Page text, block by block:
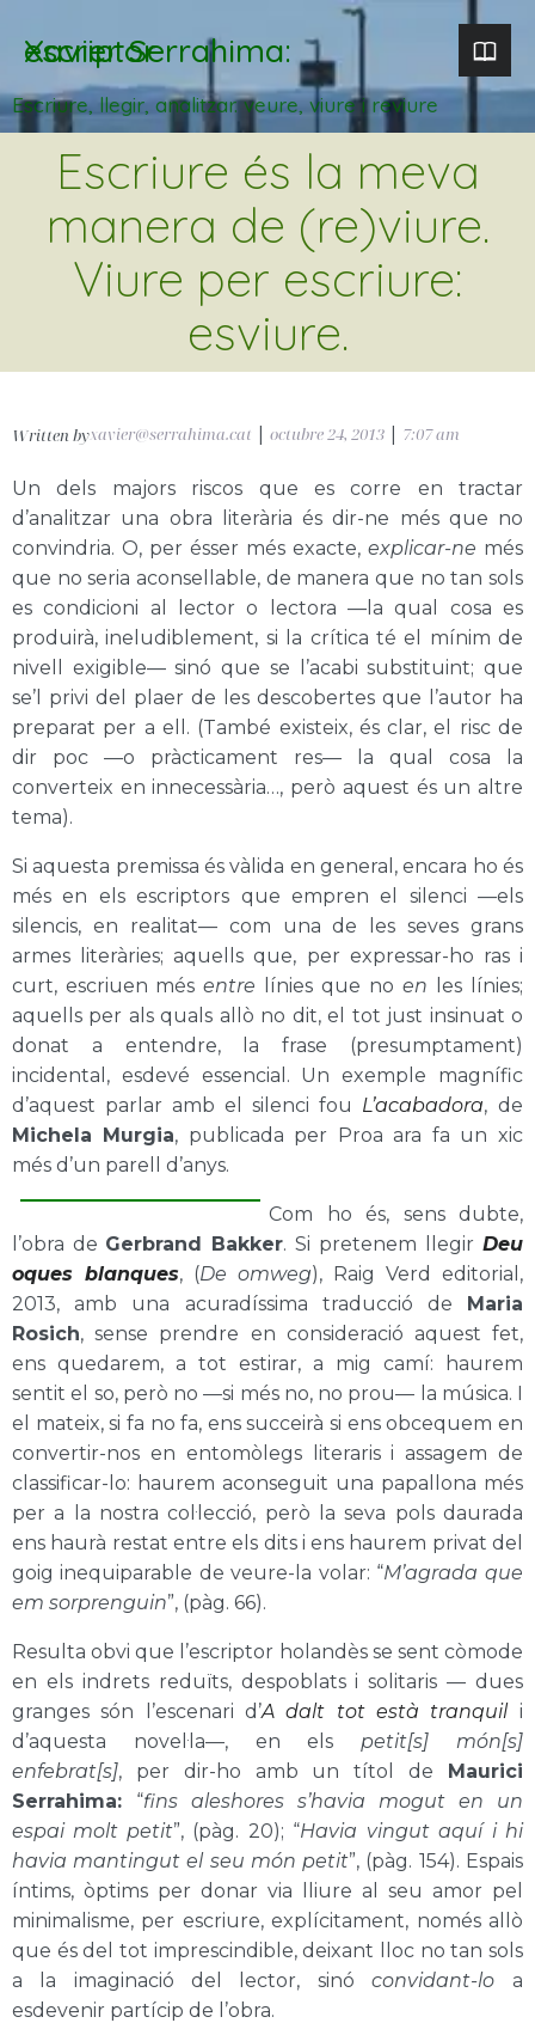
Xavier Serrahima: escriptor
Escriure, llegir, analitzar. veure, viure i reviure
Escriure és la meva
manera de (re)viure.
Viure per escriure:
esviure.
Written byxavier@serrahima.cat octubre 24, 2013 7:07 am
Un dels majors riscos que es corre en tractar
d’analitzar una obra literària és dir-ne més que no
convindria. O, per ésser més exacte, explicar-ne més
que no seria aconsellable, de manera que no tan sols
es condicioni al lector o lectora —la qual cosa es
produirà, ineludiblement, si la crítica té el mínim de
nivell exigible— sinó que se l’acabi substituint; que
se’l privi del plaer de les descobertes que l’autor ha
preparat per a ell. (També existeix, és clar, el risc de
dir poc —o pràcticament res— la qual cosa la
converteix en innecessària…, però aquest és un altre
tema).
Si aquesta premissa és vàlida en general, encara ho és
més en els escriptors que empren el silenci —els
silencis, en realitat— com una de les seves grans
armes literàries; aquells que, per expressar-ho ras i
curt, escriuen més entre línies que no en
les línies;
aquells per als quals allò no dit, el tot just insinuat o
donat a entendre, la frase (presumptament)
incidental, esdevé essencial. Un exemple magnífic
d’aquest parlar amb el silenci fou L’acabadora, de
Michela Murgia, publicada per Proa ara fa un xic
més d’un parell d’anys.
Com ho és, sens dubte,
l’obra de Gerbrand Bakker. Si pretenem llegir Deu
oques blanques, (De omweg), Raig Verd editorial,
2013, amb una acuradíssima traducció de Maria
Rosich, sense prendre en consideració aquest fet,
ens quedarem, a tot estirar, a mig camí: haurem
sentit el so, però no —si més no, no prou— la música. I
el mateix, si fa no fa, ens succeirà si ens obcequem en
convertir-nos en entomòlegs literaris i assagem de
classificar-lo: haurem aconseguit una papallona més
per a la nostra col·lecció, però la seva pols daurada
ens haurà restat entre els dits i ens haurem privat del
goig inequiparable de veure-la volar: “M’agrada que
em sorprenguin”, (pàg. 66).
Resulta obvi que l’escriptor holandès se sent còmode
en els indrets reduïts, despoblats i solitaris — dues
granges són l’escenari d’A dalt tot està tranquili
d’aquesta novel·la—, en els petit[s] món[s]
enfebrat[s], per dir-ho amb un títol de Maurici
Serrahima: “fins aleshores s’havia mogut en un
espai molt petit”, (pàg. 20); “Havia vingut aquí i hi
havia mantingut el seu món petit”, (pàg. 154). Espais
íntims, òptims per donar via lliure al seu amor pel
minimalisme, per escriure, explícitament, només allò
que és del tot imprescindible, deixant lloc no tan sols
a la imaginació del lector, sinó convidant-lo a
esdevenir partícip de l’obra.